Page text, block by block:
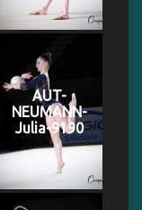
AUT-
NEUMANN-
Julia-9190